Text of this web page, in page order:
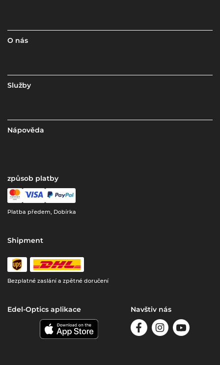
O nás
Služby
Nápověda
způsob platby
Platba předem, Dobírka
Shipment
Bezplatné zaslání a zpětné doručení
Edel-Optics aplikace Navštiv nás